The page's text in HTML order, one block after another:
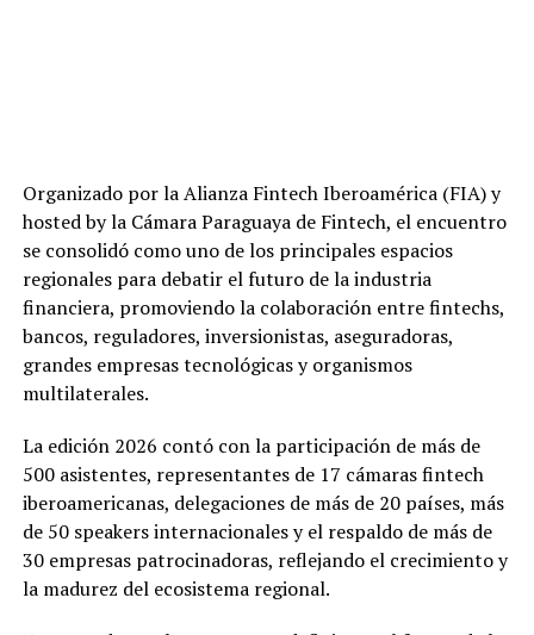
Organizado por la Alianza Fintech Iberoamérica (FIA) y
hosted by la Cámara Paraguaya de Fintech, el encuentro
se consolidó como uno de los principales espacios
regionales para debatir el futuro de la industria
financiera, promoviendo la colaboración entre fintechs,
bancos, reguladores, inversionistas, aseguradoras,
grandes empresas tecnológicas y organismos
multilaterales.
La edición 2026 contó con la participación de más de
500 asistentes, representantes de 17 cámaras fintech
iberoamericanas, delegaciones de más de 20 países, más
de 50 speakers internacionales y el respaldo de más de
30 empresas patrocinadoras, reflejando el crecimiento y
la madurez del ecosistema regional.